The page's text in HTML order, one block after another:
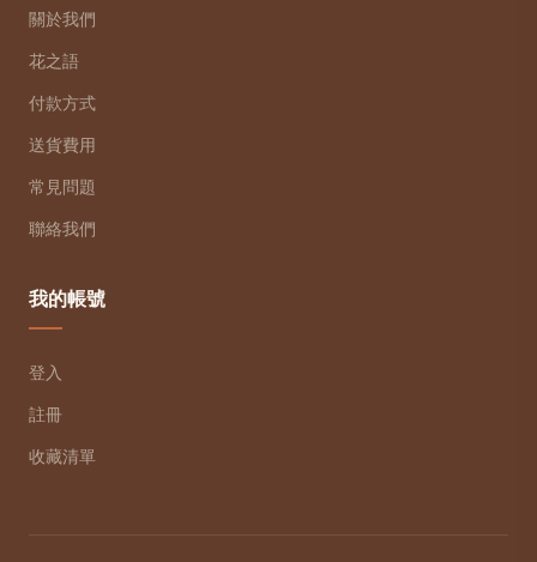
關於我們
花之語
付款方式
送貨費用
常見問題
聯絡我們
我的帳號
登入
註冊
收藏清單